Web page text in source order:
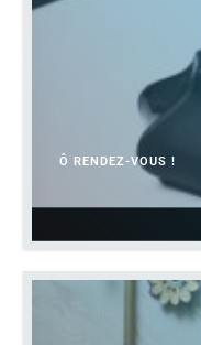
Ô RENDEZ-VOUS !